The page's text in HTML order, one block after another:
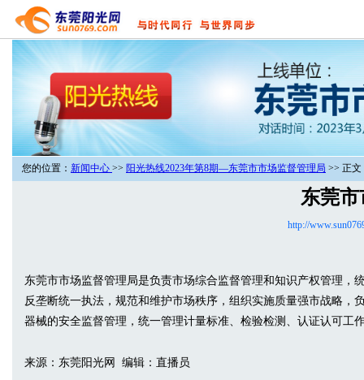
您的位置： 新闻中心 >> 阳光热线2023年第8期—东莞市市场监督管理局 >> 正文
东莞
http://
东莞市市场监督管理局是负责市场综合监督管理和知识产权管理
反垄断统一执法，规范和维护市场秩序，组织实施质量强市战略
器械的安全监督管理，统一管理计量标准、检验检测、认证认可工
来源：东莞阳光网 编辑：直播员